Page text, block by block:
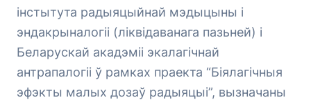
інстытута радыяцыйнай мэдыцыны і
эндакрыналогіі (ліквідаванага пазьней) і
Беларускай акадэміі экалагічнай
антрапалогіі ў рамках праекта “Біялагічныя
эфэкты малых дозаў радыяцыі”, вызначаны